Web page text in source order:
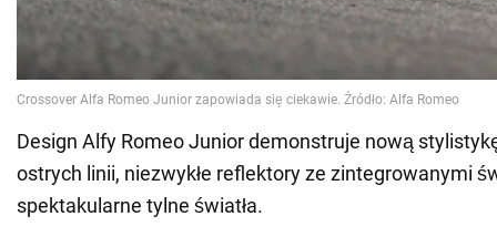
Design Alfy Romeo Junior demonstruje nową
ostrych linii, niezwykłe reflektory ze zintegrowanymi
spektakularne tylne światła.